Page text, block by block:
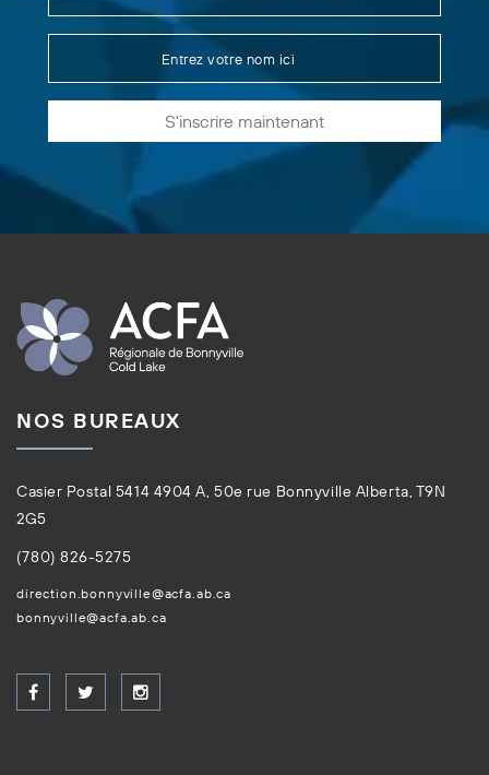
S'inscrire maintenant
NOS BUREAUX
Casier Postal 5414 4904 A, 50e rue Bonnyville Alberta, T9N
2G5
(780) 826-5275
direction.bonnyville@acfa.ab.ca
bonnyville@acfa.ab.ca